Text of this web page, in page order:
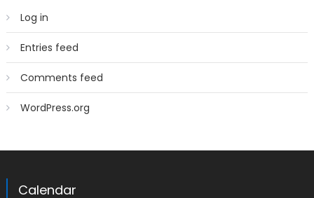
Log in
Entries feed
Comments feed
WordPress.org
Calendar